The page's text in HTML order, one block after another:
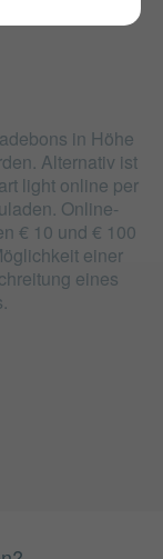
in Höhe
Alternativ ist
light online per
Online-
€ 10 und € 100
einer
eines